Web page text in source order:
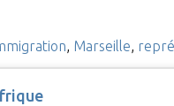
, Marseille,